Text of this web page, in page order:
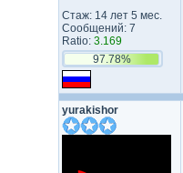
Стаж: 14 лет 5 мес.
Сообщений: 7
Ratio: 3.169
97.78%
yurakishor